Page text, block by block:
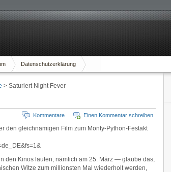
Datenschutzerklärung
> Saturiert Night Fever
Einen Kommentar schreiben
Kommentare
den gleichnamigen Film zum Monty-Python-Festakt
den Kinos laufen, nämlich am 25. März — glaube das,
Witze zum millionsten Mal wiederholt werden,